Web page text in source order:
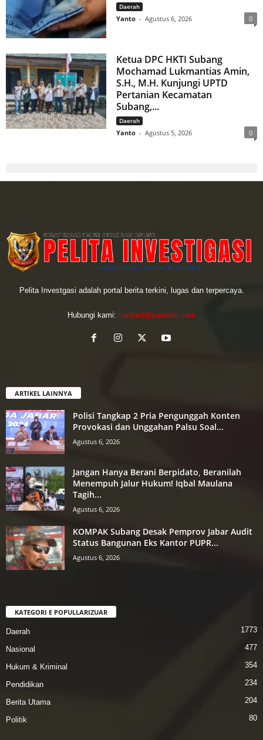
Daerah
Yanto - Agustus 6, 2026 0
Ketua DPC HKTI Subang
Mochamad Lukmantias Amin,
S.H., M.H. Kunjungi UPTD
Pertanian Kecamatan
Subang,...
Daerah
Yanto - Agustus 5, 2026 0
Pelita Investgasi adalah portal berita terkini, lugas dan terpercaya.
Hubungi kami: contact@yoursite.com
ARTIKEL LAINNYA
Polisi Tangkap 2 Pria Pengunggah Konten
Provokasi dan Unggahan Palsu Soal...
Agustus 6, 2026
Jangan Hanya Berani Berpidato, Beranilah
Menempuh Jalur Hukum! Iqbal Maulana
Tagih...
Agustus 6, 2026
KOMPAK Subang Desak Pemprov Jabar Audit
Status Bangunan Eks Kantor PUPR...
Agustus 6, 2026
KATEGORI E POPULLARIZUAR
Daerah 1773
Nasional 477
Hukum & Kriminal 354
Pendidikan 234
Berita Utama 204
Politik 80